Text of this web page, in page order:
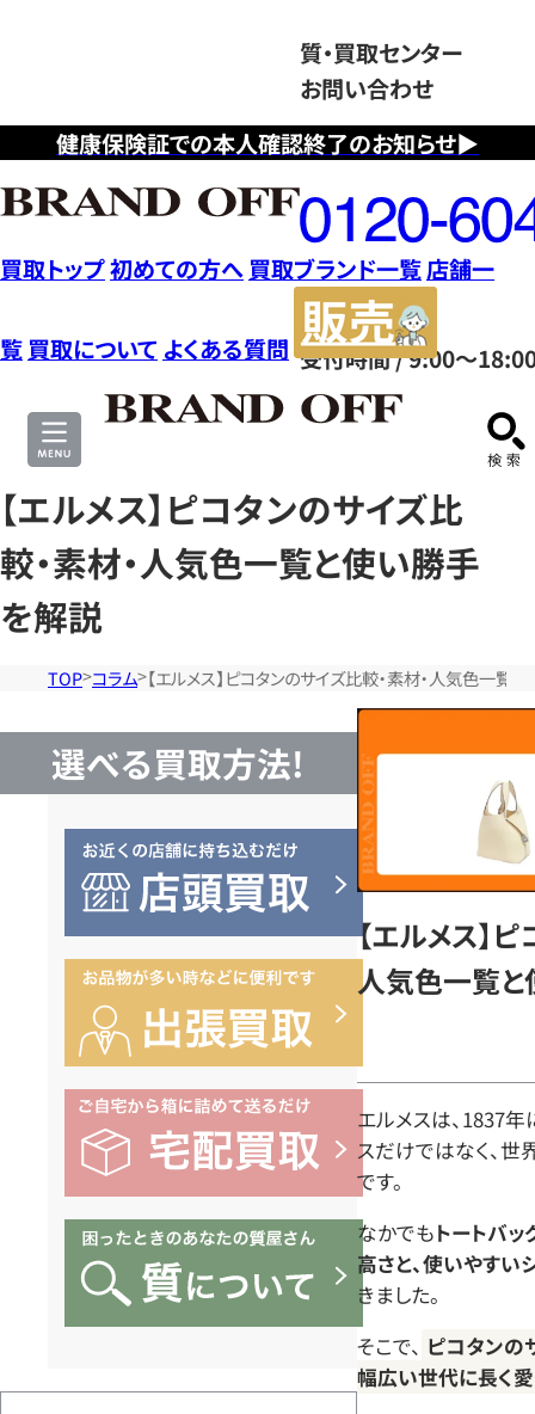
健康保険証での本人確認終了のお知らせ▶
質・買取センター
お問い合わせ
フ
リ
ー
ダ
イ
ヤ
ル
0120604117
受付時間 / 9:00～
買取トップ初めての方へ 買取ブランド一覧店舗一
覧 買取について よくある質問
サ
【エルメス】ピコタンのサイズ比
較・素材・人気色一覧と使い勝手
を解説
TOP コラム 【エルメス】ピコタンのサイズ比較・素材・人気色一覧
選べる買取方法!
【エルメス】
人気色一覧
エルメスは、1837
スだけではなく、世
です。
なかでもトートバ
高さと、使いやすい
きました。
そこで、 ピコタンの
幅広い世代に長く